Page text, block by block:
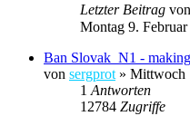
Letzter Beitrag von
Montag 9.
Ban Slovak_N1 -
von sergprot » Mittwoch
1 Antworten
12784 Zugriffe